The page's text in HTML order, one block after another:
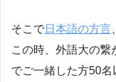
そこで日本語の方言
この時、外語大の繋
でご一緒した方50名